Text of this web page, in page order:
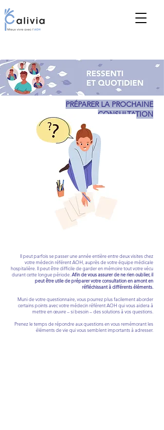
PRÉPARER LA PROCHAINE
CONSULTATION
Il peut parfois se passer une année entière entre deux visites chez
votre médecin référent AOH, auprès de votre équipe médicale
hospitalière. Il peut être difficile de garder en mémoire tout votre vécu
durant cette longue période. Afin de vous assurer de ne rien oublier, il
peut être utile de préparer votre consultation en amont en
réfléchissant à différents éléments.
Muni de votre questionnaire, vous pourrez plus facilement aborder
certains points avec votre médecin référent AOH qui vous aidera à
mettre en œuvre – si besoin – des solutions à vos questions.
Prenez le temps de répondre aux questions en vous remémorant les
éléments de vie qui vous semblent importants à adresser.